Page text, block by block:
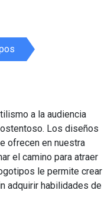
a la audiencia
Los diseños
ofrecen en nuestra
el camino para atraer
le permite crear
adquirir habilidades de